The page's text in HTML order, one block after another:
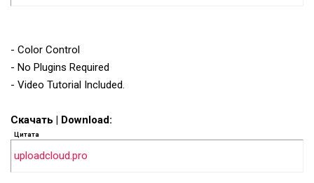
- Color Control
- No Plugins Required
- Video Tutorial Included.
Скачать | Download:
Цитата
uploadcloud.pro